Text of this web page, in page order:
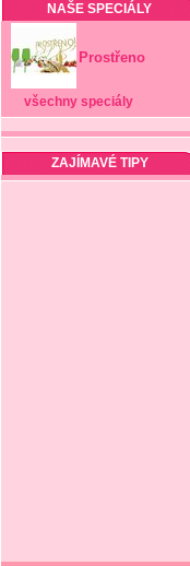
NAŠE SPECIÁLY
Prostřeno
všechny speciály
ZAJÍMAVÉ TIPY